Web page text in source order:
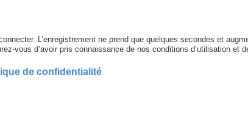
L’enregistrement ne prend que quelques secondes et
vous d’avoir pris connaissance de nos conditions d’utilisation
de confidentialité